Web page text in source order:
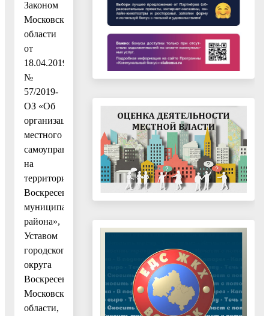
Законом
Московской
области
от
18.04.2019
№
57/2019-
ОЗ «Об
организации
местного
самоуправления
на
территории
Воскресенского
муниципального
района»,
Уставом
городского
округа
Воскресенск
Московской
области,